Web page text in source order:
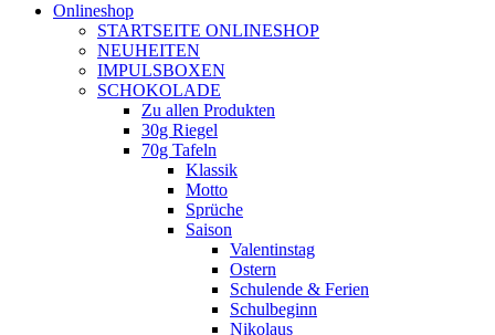
Onlineshop
STARTSEITE ONLINESHOP
NEUHEITEN
IMPULSBOXEN
SCHOKOLADE
Zu allen Produkten
30g Riegel
70g Tafeln
Klassik
Motto
Sprüche
Saison
Valentinstag
Ostern
Schulende & Ferien
Schulbeginn
Nikolaus